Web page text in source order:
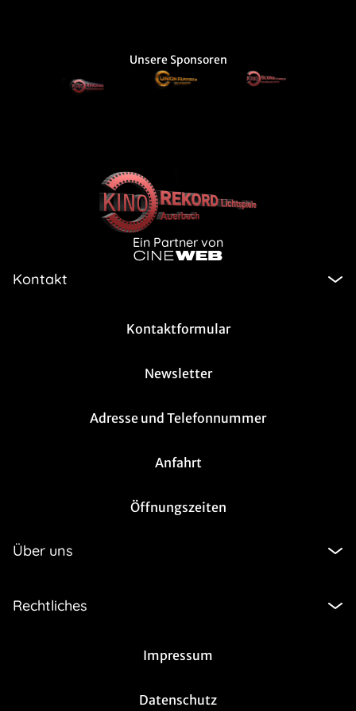
Unsere Sponsoren
Ein Partner von
Kontakt
Kontaktformular
Newsletter
Adresse und Telefonnummer
Anfahrt
Öffnungszeiten
Über uns
Rechtliches
Impressum
Datenschutz